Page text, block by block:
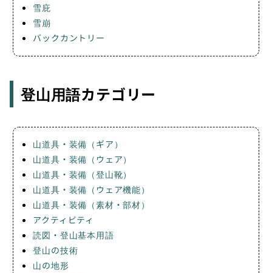
雪庇
雪崩
バックカントリー
登山用語カテゴリー
山道具・装備（ギア）
山道具・装備（ウェア）
山道具・装備（登山靴）
山道具・装備（ウェア機能）
山道具・装備（素材・部材）
アクティビティ
読図・登山基本用語
登山の技術
山の地形